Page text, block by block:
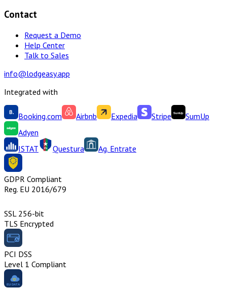
Contact
Request a Demo
Help Center
Talk to Sales
info@lodgeasy.app
Integrated with
Booking.com Airbnb Expedia Stripe
SumUp
Adyen
ISTAT
Questura Ag. Entrate
GDPR Compliant
Reg. EU 2016/679
SSL 256-bit
TLS Encrypted
PCI DSS
Level 1 Compliant